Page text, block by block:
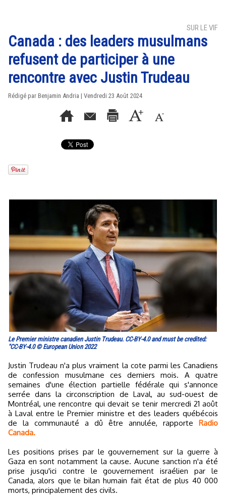
SUR LE VIF
Canada : des leaders musulmans
refusent de participer à une
rencontre avec Justin Trudeau
Rédigé par Benjamin Andria | Vendredi 23 Août 2024
Le Premier ministre canadien Justin Trudeau. CC-BY-4.0 and must be credited:
"CC-BY-4.0 © European Union 2022
Justin Trudeau n'a plus vraiment la cote parmi les Canadiens
de confession musulmane ces derniers mois. A quatre
semaines d'une élection partielle fédérale qui s'annonce
serrée dans la circonscription de Laval, au sud-ouest de
Montréal, une rencontre qui devait se tenir mercredi 21 août
à Laval entre le Premier ministre et des leaders québécois
de la communauté a dû être annulée, rapporte Radio
Canada.
Les positions prises par le gouvernement sur la guerre à
Gaza en sont notamment la cause. Aucune sanction n'a été
prise jusqu'ici contre le gouvernement israélien par le
Canada, alors que le bilan humain fait état de plus 40 000
morts, principalement des civils.